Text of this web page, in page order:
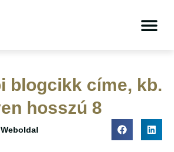
blogcikk címe, kb.
hosszú 8
Weboldal